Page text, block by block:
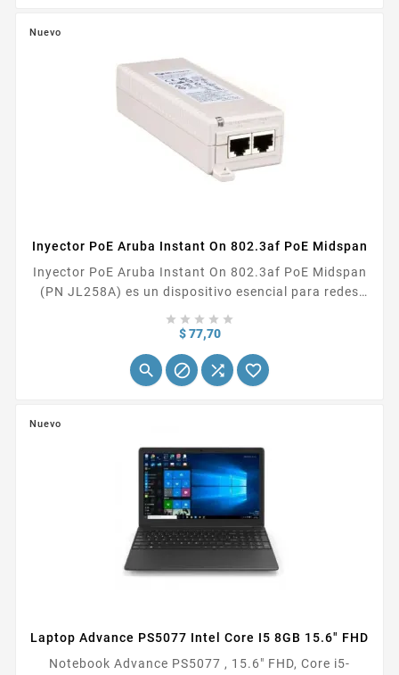
Nuevo
Inyector PoE Aruba Instant On 802.3af PoE Midspan
Inyector PoE Aruba Instant On 802.3af PoE Midspan
(PN JL258A) es un dispositivo esencial para redes
Este inyector permite alimentar dispositivos
inalámbricos, cámaras IP o teléfonos IP, a través de
un cable Ethernet estándar. Esto simplifica la
    
$ 77,70Precio
   
Nuevo
Laptop Advance PS5077 Intel Core I5 8GB 15.6" FHD
Notebook Advance PS5077 , 15.6" FHD, Core i5-